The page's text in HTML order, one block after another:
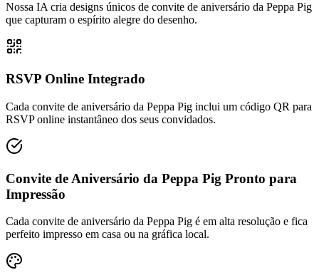
Nossa IA cria designs únicos de convite de aniversário da Peppa Pig
que capturam o espírito alegre do desenho.
RSVP Online Integrado
Cada convite de aniversário da Peppa Pig inclui um código QR para
RSVP online instantâneo dos seus convidados.
Convite de Aniversário da Peppa Pig Pronto para
Impressão
Cada convite de aniversário da Peppa Pig é em alta resolução e fica
perfeito impresso em casa ou na gráfica local.